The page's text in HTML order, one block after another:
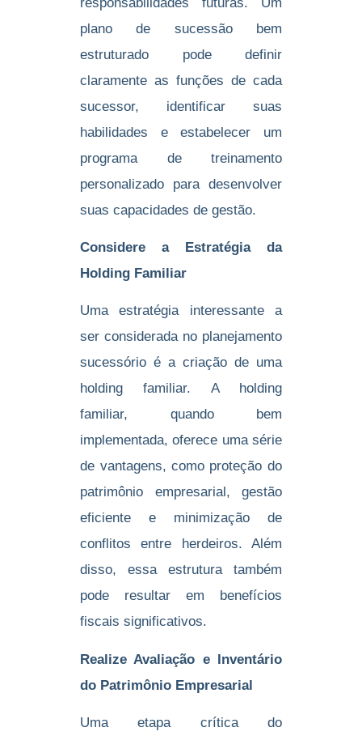
plano de sucessão bem
estruturado pode definir
claramente as funções de cada
sucessor, identificar suas
habilidades e estabelecer um
programa de treinamento
personalizado para desenvolver
suas capacidades de gestão.
Considere a Estratégia da
Holding Familiar
Uma estratégia interessante a
ser considerada no planejamento
sucessório é a criação de uma
holding familiar. A holding
familiar, quando bem
implementada, oferece uma série
de vantagens, como proteção do
patrimônio empresarial, gestão
eficiente e minimização de
conflitos entre herdeiros. Além
disso, essa estrutura também
pode resultar em benefícios
fiscais significativos.
Realize Avaliação e Inventário
do Patrimônio Empresarial
Uma etapa crítica do